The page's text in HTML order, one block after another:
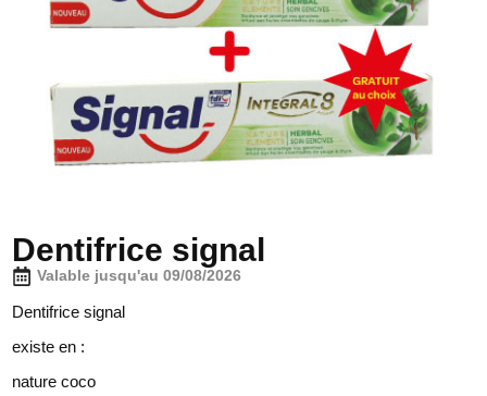
Dentifrice signal
Valable jusqu'au 09/08/2026
Dentifrice signal
existe en :
nature coco